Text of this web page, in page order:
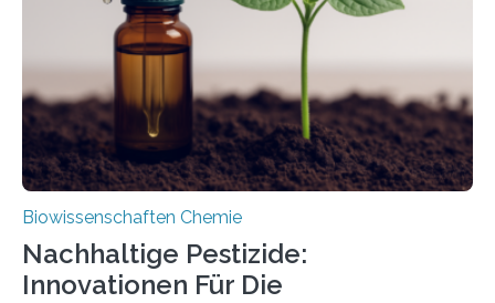
fossile Nachweis einer Stechmückenlarve in Bernstein
stellt gleichzeitig den ersten Fossilfund einer
Mückenlarve aus dem Mesozoikum dar, denn…
Biowissenschaften Chemie
Nachhaltige Pestizide:
Innovationen Für Die